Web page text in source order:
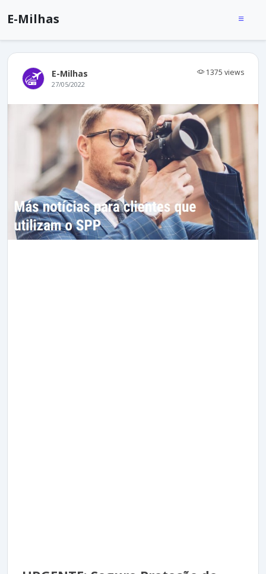
E-Milhas
E-Milhas 1375 views
27/05/2022